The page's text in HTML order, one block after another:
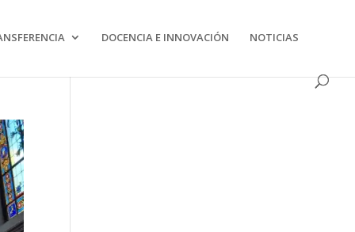
DOCENCIA E INNOVACIÓN NOTICIAS